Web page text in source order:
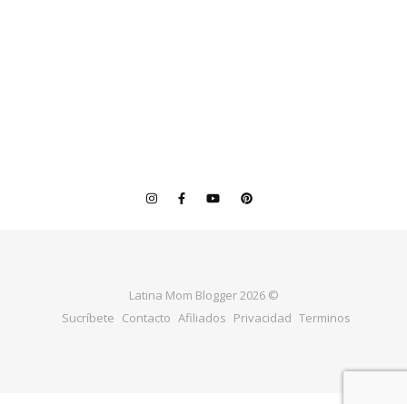
Latina Mom Blogger 2026 ©
Sucríbete Contacto Afiliados Privacidad Terminos